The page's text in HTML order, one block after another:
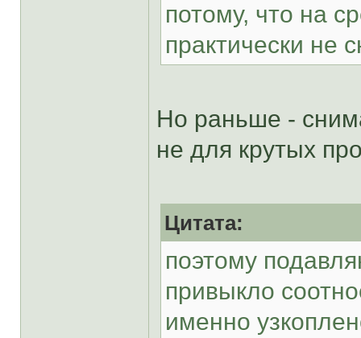
потому, что на
практически не
Но раньше -
не для крутых
Цитата:
поэтому
привыкло
именно